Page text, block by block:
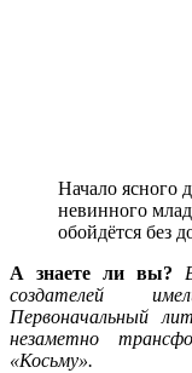
Начало ясного
невинного
обойдётся без
А знаете ли вы?
создателей
Первоначальный
незаметно
«Косьму».